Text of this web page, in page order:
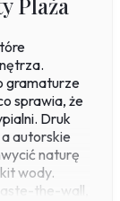
gramaturze
sprawia, że
Druk
autorskie
naturę
wody.
the-wall,